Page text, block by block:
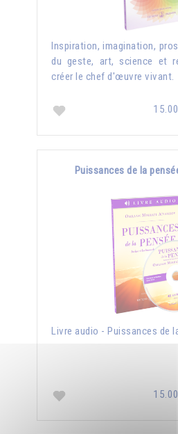
Inspiration, imagination,
du geste, art, science et
créer le chef d'œuvre vivant.
Puissances de la
Livre audio - Puissances de